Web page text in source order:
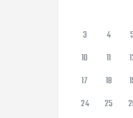
3
4 5
10
11
17
18
24
25